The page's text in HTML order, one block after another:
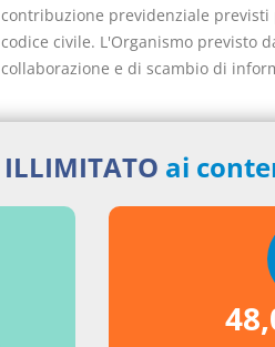
contribuzione previdenziale
codice civile. L'Organismo previsto
collaborazione e di scambio di
Documenti collegati
Decreto Legislativo del 2012
ILLIMITATO ai